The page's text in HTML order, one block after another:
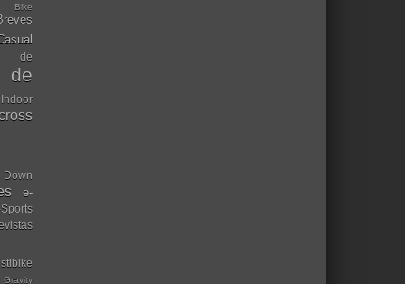
Bike
de
de
Down
e-
Gravity